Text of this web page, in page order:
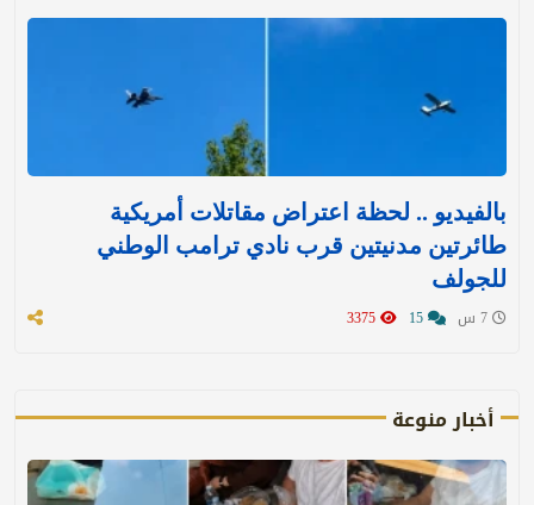
بالفيديو .. لحظة اعتراض مقاتلات أمريكية
طائرتين مدنيتين قرب نادي ترامب الوطني
للجولف
أخبار منوعة